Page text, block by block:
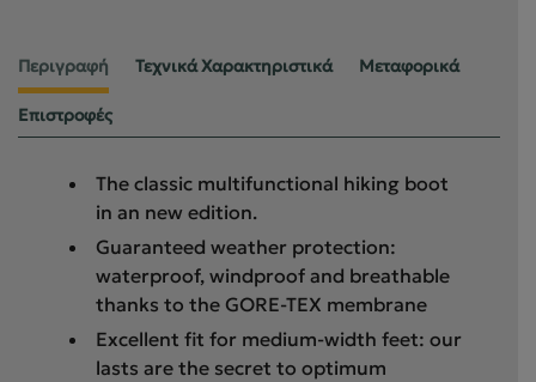
Περιγραφή Τεχνικά Χαρακτηριστικά Μεταφορικά
Επιστροφές
The classic multifunctional hiking boot
in an new edition.
Guaranteed weather protection:
waterproof, windproof and breathable
thanks to the GORE-TEX membrane
Excellent fit for medium-width feet: our
lasts are the secret to optimum